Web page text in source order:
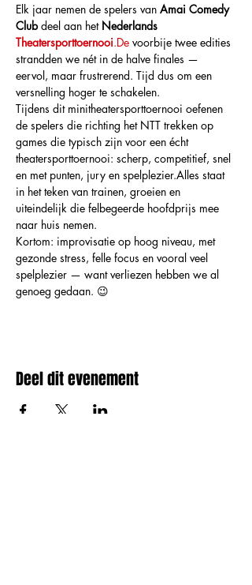
Elk jaar nemen de spelers van Amai Comedy
Club deel aan het Nederlands
Theatersporttoernooi.De voorbije twee edities
strandden we nét in de halve finales —
eervol, maar frustrerend. Tijd dus om een
versnelling hoger te schakelen.
Tijdens dit minitheatersporttoernooi oefenen
de spelers die richting het NTT trekken op
games die typisch zijn voor een écht
theatersporttoernooi: scherp, competitief, snel
en met punten, jury en spelplezier.Alles staat
in het teken van trainen, groeien en
uiteindelijk die felbegeerde hoofdprijs mee
naar huis nemen.
Kortom: improvisatie op hoog niveau, met
gezonde stress, felle focus en vooral veel
spelplezier — want verliezen hebben we al
genoeg gedaan. 😉
Deel dit evenement